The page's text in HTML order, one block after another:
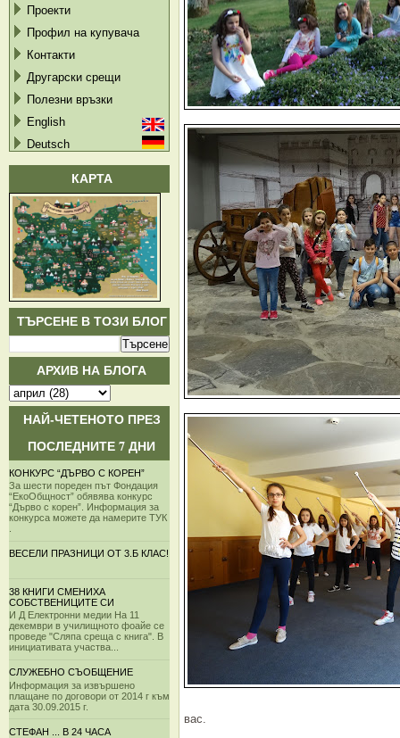
Проекти
Профил на купувача
Контакти
Другарски срещи
Полезни връзки
English
Deutsch
КАРТА
ТЪРСЕНЕ В ТОЗИ БЛОГ
АРХИВ НА БЛОГА
НАЙ-ЧЕТЕНОТО ПРЕЗ
ПОСЛЕДНИТЕ 7 ДНИ
КОНКУРС “ДЪРВО С КОРЕН”
За шести пореден път Фондация
“ЕкоОбщност” обявява конкурс
“Дърво с корен”. Информация за
конкурса можете да намерите ТУК
ВЕСЕЛИ ПРАЗНИЦИ ОТ 3.Б КЛАС!
38 КНИГИ СМЕНИХА
СОБСТВЕНИЦИТЕ СИ
И Д Електронни медии На 11
декември в училищното фоайе се
проведе "Сляпа среща с книга". В
инициативата участва...
СЛУЖЕБНО СЪОБЩЕНИЕ
Информация за извършено
плащане по договори от 2014 г към
дата 30.09.2015 г.
СТЕФАН ... В 24 ЧАСА
вас.